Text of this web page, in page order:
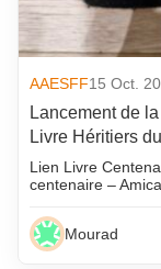
AAESFF15 Oct.
Lancement de
Livre Héritiers
Lien Livre
centenaire –
Mourad